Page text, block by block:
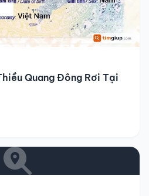
Quang Đông Rơi Tại